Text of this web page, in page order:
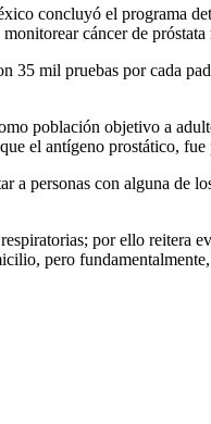
concluyó el programa
cáncer de próstata
35 mil pruebas por cada
población objetivo a
el antígeno prostático,
a personas con alguna de
por ello reitera
pero